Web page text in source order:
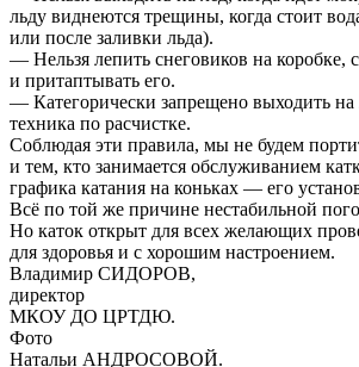
льду виднеются трещины, когда стоит
или после заливки льда).
— Нельзя лепить снеговиков на коробке,
и притаптывать его.
— Категорически запрещено выходить на
техника по расчистке.
Соблюдая эти правила, мы не будем
и тем, кто занимается обслуживанием
графика катания на коньках — его
Всё по той же причине нестабильной
Но каток открыт для всех желающих
для здоровья и с хорошим настроением.
Владимир СИДОРОВ,
директор
МКОУ ДО ЦРТДЮ.
Фото
Натальи АНДРОСОВОЙ.